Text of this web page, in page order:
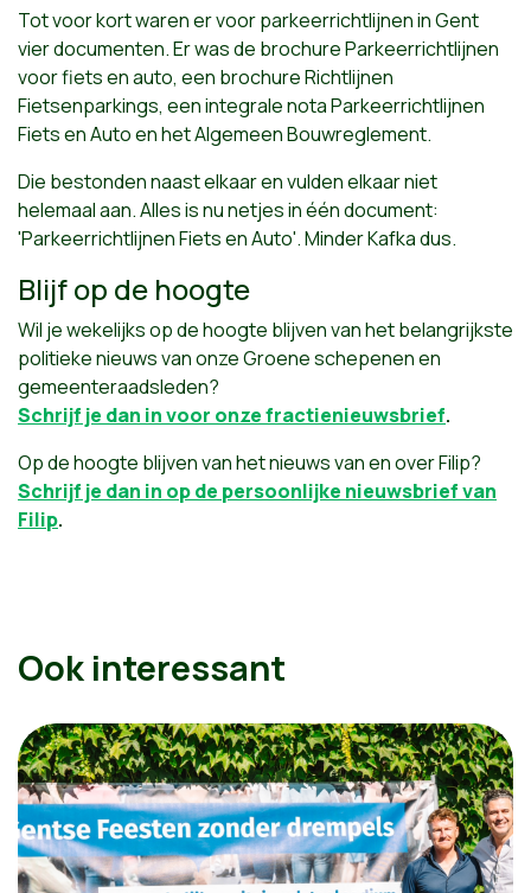
Tot voor kort waren er voor parkeerrichtlijnen in Gent
vier documenten. Er was de brochure Parkeerrichtlijnen
voor fiets en auto, een brochure Richtlijnen
Fietsenparkings, een integrale nota Parkeerrichtlijnen
Fiets en Auto en het Algemeen Bouwreglement.
Die bestonden naast elkaar en vulden elkaar niet
helemaal aan. Alles is nu netjes in één document:
'Parkeerrichtlijnen Fiets en Auto'. Minder Kafka dus.
Blijf op de hoogte
Wil je wekelijks op de hoogte blijven van het belangrijkste
politieke nieuws van onze Groene schepenen en
gemeenteraadsleden?
Schrijf je dan in voor onze fractienieuwsbrief.
Op de hoogte blijven van het nieuws van en over Filip?
Schrijf je dan in op de persoonlijke nieuwsbrief van
Filip.
Ook interessant